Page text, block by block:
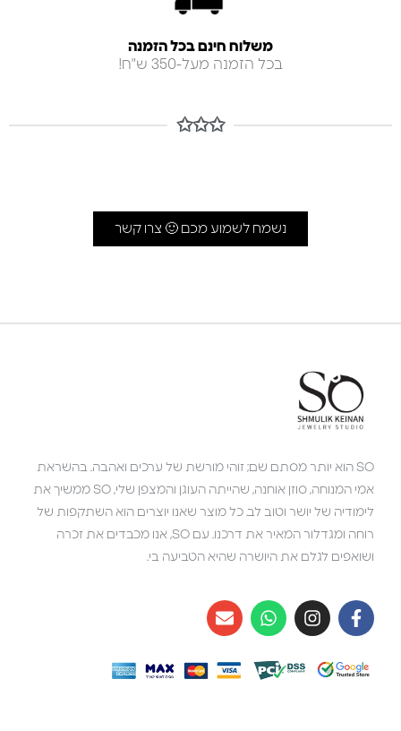
משלוח חינם בכל הזמנה
בכל הזמנה מעל-350 ש"ח!
✩✩✩
נשמח לשמוע מכם 🙂 צרו קשר
SO הוא יותר מסתם שם; זוהי מורשת של ערכים ואהבה. בהשראת
אמי המנוחה, סוזן אוחנה, שהייתה העוגן והמצפן שלי, SO ממשיך את
לימודיה של יושר וטוב לב. כל מוצר שאנו יוצרים הוא השתקפות של
רוחה ומגדלור המאיר את דרכנו. עם SO, אנו מכבדים את זכרה
ושואפים לגלם את היושרה שהיא הטביעה בי.